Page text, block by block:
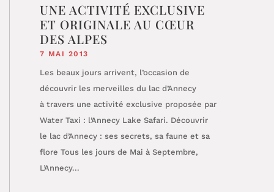
UNE ACTIVITÉ EXCLUSIVE
ET ORIGINALE AU CŒUR
DES ALPES
7 MAI 2013
Les beaux jours arrivent, l’occasion de
découvrir les merveilles du lac d’Annecy
à travers une activité exclusive proposée par
Water Taxi : l’Annecy Lake Safari. Découvrir
le lac d’Annecy : ses secrets, sa faune et sa
flore Tous les jours de Mai à Septembre,
L’Annecy...